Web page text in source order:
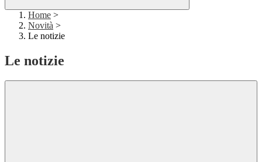
Home >
Novità >
Le notizie
Le notizie